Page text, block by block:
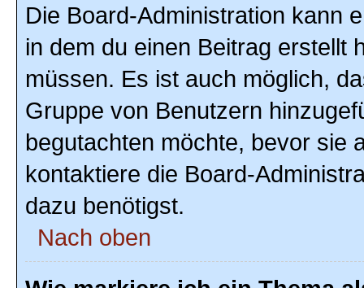
Die Board-Administration kann
in dem du einen Beitrag erstellt
müssen. Es ist auch möglich,
Gruppe von Benutzern
begutachten möchte, bevor sie
kontaktiere die Board-
dazu benötigst.
Nach oben